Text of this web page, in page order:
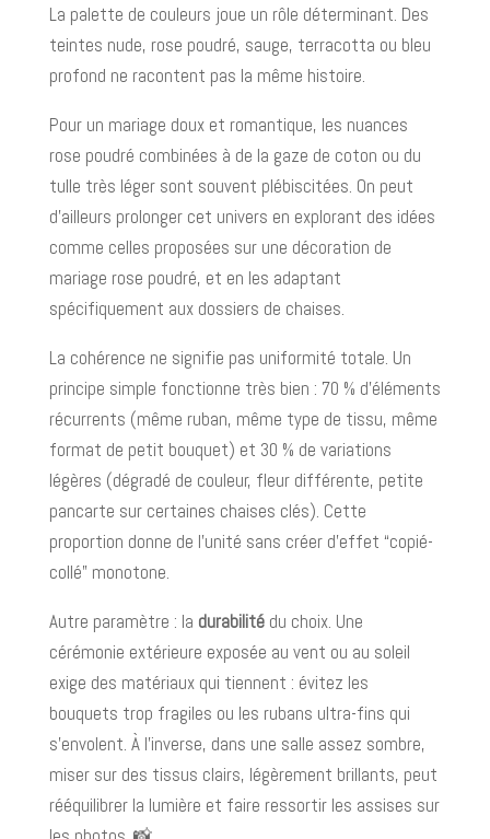
La palette de couleurs joue un rôle déterminant. Des
teintes nude, rose poudré, sauge, terracotta ou bleu
profond ne racontent pas la même histoire.
Pour un mariage doux et romantique, les nuances
rose poudré combinées à de la gaze de coton ou du
tulle très léger sont souvent plébiscitées. On peut
d’ailleurs prolonger cet univers en explorant des idées
comme celles proposées sur une décoration de
mariage rose poudré, et en les adaptant
spécifiquement aux dossiers de chaises.
La cohérence ne signifie pas uniformité totale. Un
principe simple fonctionne très bien : 70 % d’éléments
récurrents (même ruban, même type de tissu, même
format de petit bouquet) et 30 % de variations
légères (dégradé de couleur, fleur différente, petite
pancarte sur certaines chaises clés). Cette
proportion donne de l’unité sans créer d’effet “copié-
collé” monotone.
Autre paramètre : la durabilitédu choix. Une
cérémonie extérieure exposée au vent ou au soleil
exige des matériaux qui tiennent : évitez les
bouquets trop fragiles ou les rubans ultra-fins qui
s’envolent. À l’inverse, dans une salle assez sombre,
miser sur des tissus clairs, légèrement brillants, peut
rééquilibrer la lumière et faire ressortir les assises sur